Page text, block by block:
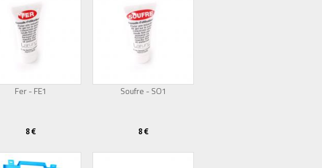
Fer - FE1
8 €
Soufre - SO1
8 €